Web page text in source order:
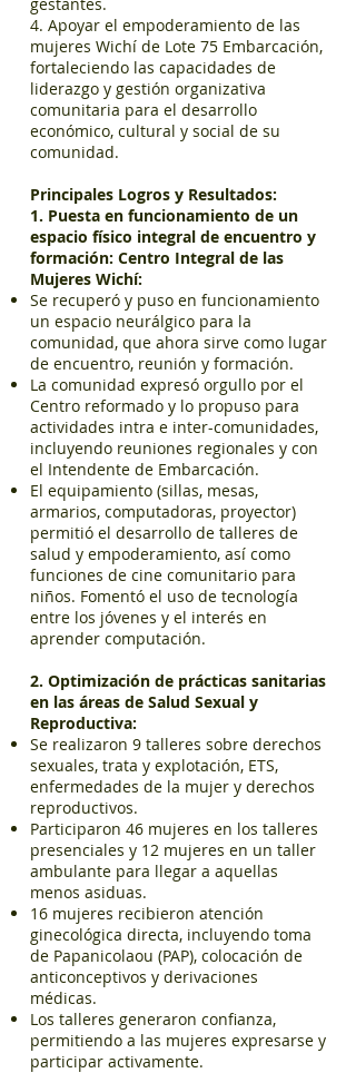
4. Apoyar el empoderamiento de las
mujeres Wichí de Lote 75 Embarcación,
fortaleciendo las capacidades de
liderazgo y gestión organizativa
comunitaria para el desarrollo
económico, cultural y social de su
comunidad.
Principales Logros y Resultados:
1. Puesta en funcionamiento de un
espacio físico integral de encuentro y
formación: Centro Integral de las
Mujeres Wichí:
Se recuperó y puso en funcionamiento
un espacio neurálgico para la
comunidad, que ahora sirve como lugar
de encuentro, reunión y formación.
La comunidad expresó orgullo por el
Centro reformado y lo propuso para
actividades intra e inter-comunidades,
incluyendo reuniones regionales y con
el Intendente de Embarcación.
El equipamiento (sillas, mesas,
armarios, computadoras, proyector)
permitió el desarrollo de talleres de
salud y empoderamiento, así como
funciones de cine comunitario para
niños. Fomentó el uso de tecnología
entre los jóvenes y el interés en
aprender computación.
2. Optimización de prácticas sanitarias
en las áreas de Salud Sexual y
Reproductiva:
Se realizaron 9 talleres sobre derechos
sexuales, trata y explotación, ETS,
enfermedades de la mujer y derechos
reproductivos.
Participaron 46 mujeres en los talleres
presenciales y 12 mujeres en un taller
ambulante para llegar a aquellas
menos asiduas.
16 mujeres recibieron atención
ginecológica directa, incluyendo toma
de Papanicolaou (PAP), colocación de
anticonceptivos y derivaciones
médicas.
Los talleres generaron confianza,
permitiendo a las mujeres expresarse y
participar activamente.